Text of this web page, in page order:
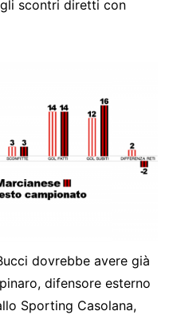
scontri diretti con
dovrebbe avere già
difensore esterno
Sporting Casolana,